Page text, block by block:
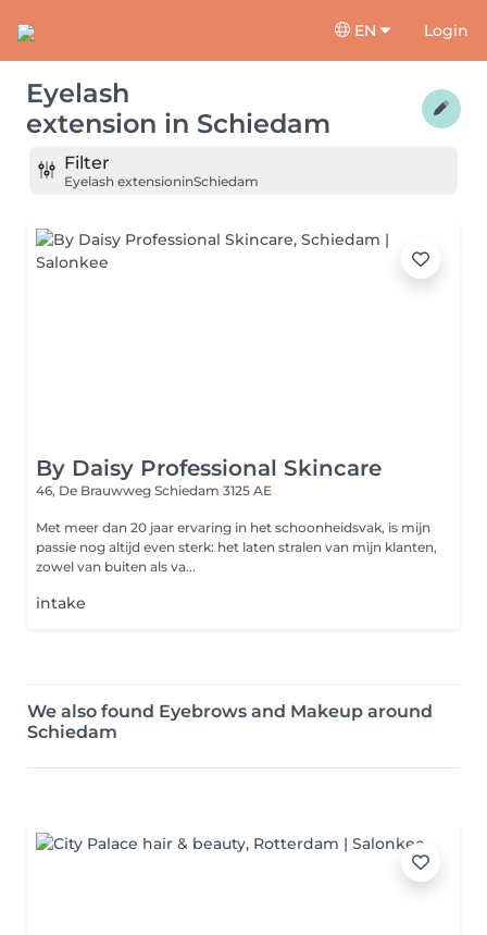
EN Login
Eyelash
extension in Schiedam
Filter
Eyelash extensioninSchiedam
By Daisy Professional Skincare
46, De Brauwweg Schiedam 3125 AE
Met meer dan 20 jaar ervaring in het schoonheidsvak, is mijn
passie nog altijd even sterk: het laten stralen van mijn klanten,
zowel van buiten als va...
intake
We also found Eyebrows and Makeup around
Schiedam